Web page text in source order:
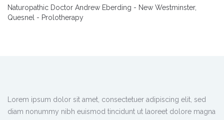
Naturopathic Doctor Andrew Eberding - New Westminster,
Quesnel - Prolotherapy
Lorem ipsum dolor sit amet, consectetuer adipiscing elit, sed
diam nonummy nibh euismod tincidunt ut laoreet dolore magna